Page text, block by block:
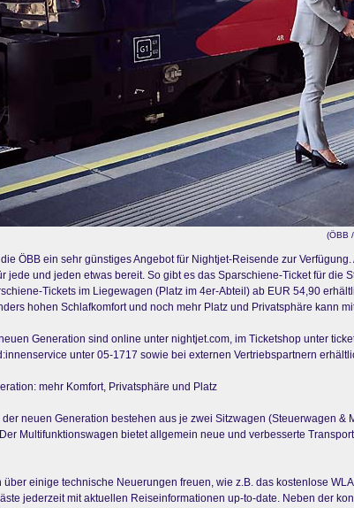
(ÖBB
ÖBB ein sehr günstiges Angebot für Nightjet-Reisende zur
jede und jeden etwas bereit. So gibt es das Sparschiene-Ticket für
Tickets im Liegewagen (Platz im 4er-Abteil) ab EUR 54,90
hohen Schlafkomfort und noch mehr Platz und Privatsphäre kann
Generation sind online unter nightjet.com, im Ticketshop unter
unter 05-1717 sowie bei externen Vertriebspartnern
mehr Komfort, Privatsphäre und Platz
neuen Generation bestehen aus je zwei Sitzwagen (Steuerwagen
Multifunktionswagen bietet allgemein neue und verbesserte
einige technische Neuerungen freuen, wie z.B. das kostenlose
jederzeit mit aktuellen Reiseinformationen up-to-date. Neben der